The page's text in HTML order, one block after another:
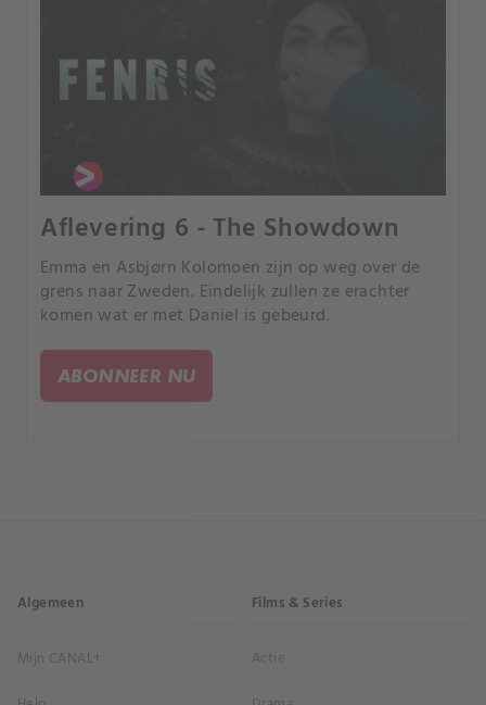
Aflevering 6 - The Showdown
Emma en Asbjørn Kolomoen zijn op weg over de
grens naar Zweden. Eindelijk zullen ze erachter
komen wat er met Daniel is gebeurd.
ABONNEER NU
Algemeen
Mijn CANAL+
Films & Series
Actie